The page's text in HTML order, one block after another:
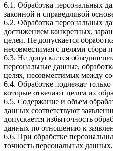
6.1. Обработка персональных
законной и справедливой
6.2. Обработка персональных
достижением конкретных,
целей. Не допускается
несовместимая с целями сбора
6.3. Не допускается
персональные данные,
целях, несовместимых между
6.4. Обработке подлежат
которые отвечают целям их
6.5. Содержание и объем
данных соответствуют
допускается избыточность
данных по отношению к
6.6. При обработке
точность персональных данных,